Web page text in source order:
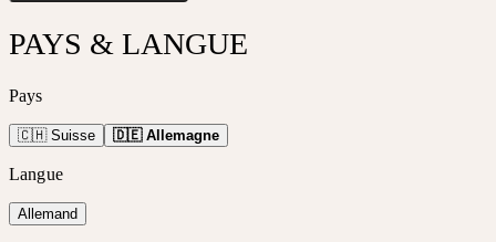
PAYS & LANGUE
Pays
🇨🇭 Suisse 🇩🇪 Allemagne
Langue
Allemand